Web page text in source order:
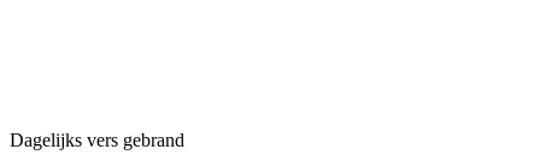
Dagelijks vers gebrand